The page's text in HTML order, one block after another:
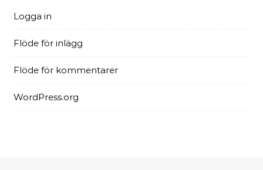
Logga in
Flöde för inlägg
Flöde för kommentarer
WordPress.org